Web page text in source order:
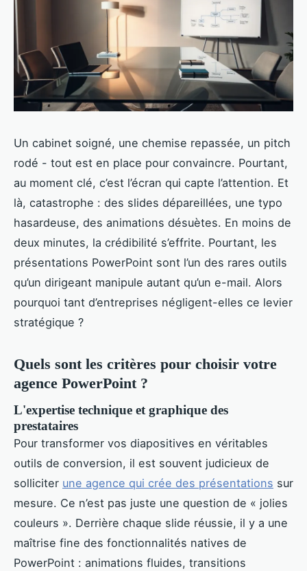
Un cabinet soigné, une chemise repassée, un pitch
rodé - tout est en place pour convaincre. Pourtant,
au moment clé, c’est l’écran qui capte l’attention. Et
là, catastrophe : des slides dépareillées, une typo
hasardeuse, des animations désuètes. En moins de
deux minutes, la crédibilité s’effrite. Pourtant, les
présentations PowerPoint sont l’un des rares outils
qu’un dirigeant manipule autant qu’un e-mail. Alors
pourquoi tant d’entreprises négligent-elles ce levier
stratégique ?
Quels sont les critères pour choisir votre
agence PowerPoint ?
L'expertise technique et graphique des
prestataires
Pour transformer vos diapositives en véritables
outils de conversion, il est souvent judicieux de
solliciter une agence qui crée des présentations sur
mesure. Ce n’est pas juste une question de « jolies
couleurs ». Derrière chaque slide réussie, il y a une
maîtrise fine des fonctionnalités natives de
PowerPoint : animations fluides, transitions